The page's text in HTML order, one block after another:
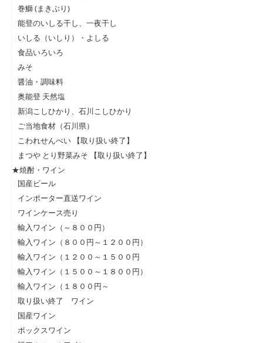
巻鰤 (まきぶり)
能登のいしる干し、一夜干し
いしる（いしり）・よしる
食品いろいろ
みそ
醤油・調味料
奥能登 天然塩
新潟こしひかり、石川こしひかり
ご当地食材（石川県）
こわれせんべい 【取り扱い終了】
まつや とり野菜みそ 【取り扱い終了】
★焼酎・ワイン
国産ビール
インポーター直送ワイン
ワインケース売り
輸入ワイン（～８００円）
輸入ワイン（８００円～１２００円）
輸入ワイン（１２００～１５００円
輸入ワイン（１５００～１８００円）
輸入ワイン（１８００円～
取り扱い終了 ワイン
国産ワイン
ボックスワイン